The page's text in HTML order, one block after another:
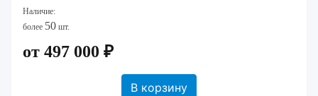
Наличие:
более 50 шт.
от 497 000 ₽
В корзину